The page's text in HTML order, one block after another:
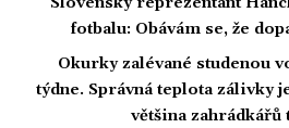
fotbalu: Obávám se, že
Okurky zalévané studenou
týdne. Správná teplota zálivky
většina zahrádkářů